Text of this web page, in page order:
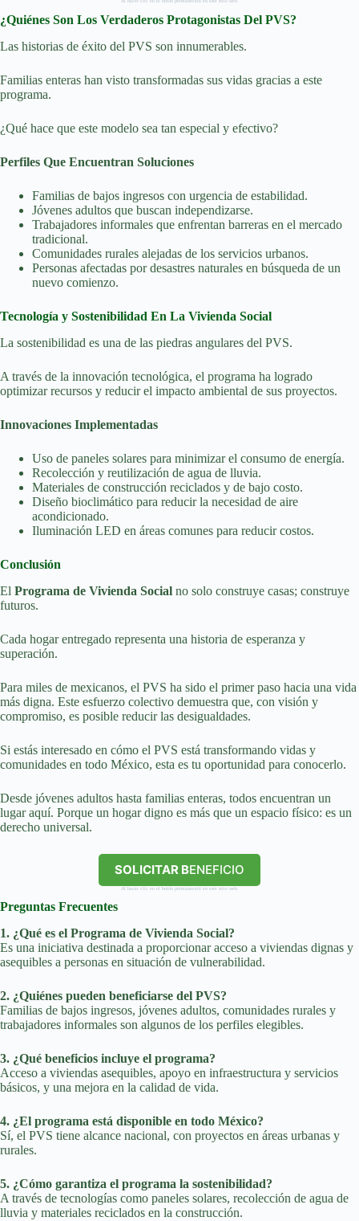
Al hacer clic en el botón permanecerá en este sitio web.
¿Quiénes Son Los Verdaderos Protagonistas Del PVS?
Las historias de éxito del PVS son innumerables.
Familias enteras han visto transformadas sus vidas gracias a este
programa.
¿Qué hace que este modelo sea tan especial y efectivo?
Perfiles Que Encuentran Soluciones
Familias de bajos ingresos con urgencia de estabilidad.
Jóvenes adultos que buscan independizarse.
Trabajadores informales que enfrentan barreras en el mercado
tradicional.
Comunidades rurales alejadas de los servicios urbanos.
Personas afectadas por desastres naturales en búsqueda de un
nuevo comienzo.
Tecnología y Sostenibilidad En La Vivienda Social
La sostenibilidad es una de las piedras angulares del PVS.
A través de la innovación tecnológica, el programa ha logrado
optimizar recursos y reducir el impacto ambiental de sus proyectos.
Innovaciones Implementadas
Uso de paneles solares para minimizar el consumo de energía.
Recolección y reutilización de agua de lluvia.
Materiales de construcción reciclados y de bajo costo.
Diseño bioclimático para reducir la necesidad de aire
acondicionado.
Iluminación LED en áreas comunes para reducir costos.
Conclusión
El Programa de Vivienda Social no solo construye casas; construye
futuros.
Cada hogar entregado representa una historia de esperanza y
superación.
Para miles de mexicanos, el PVS ha sido el primer paso hacia una vida
más digna. Este esfuerzo colectivo demuestra que, con visión y
compromiso, es posible reducir las desigualdades.
Si estás interesado en cómo el PVS está transformando vidas y
comunidades en todo México, esta es tu oportunidad para conocerlo.
Desde jóvenes adultos hasta familias enteras, todos encuentran un
lugar aquí. Porque un hogar digno es más que un espacio físico: es un
derecho universal.
SOLICITAR BENEFICIO
Al hacer clic en el botón permanecerá en este sitio web.
Preguntas Frecuentes
1. ¿Qué es el Programa de Vivienda Social?
Es una iniciativa destinada a proporcionar acceso a viviendas dignas y
asequibles a personas en situación de vulnerabilidad.
2. ¿Quiénes pueden beneficiarse del PVS?
Familias de bajos ingresos, jóvenes adultos, comunidades rurales y
trabajadores informales son algunos de los perfiles elegibles.
3. ¿Qué beneficios incluye el programa?
Acceso a viviendas asequibles, apoyo en infraestructura y servicios
básicos, y una mejora en la calidad de vida.
4. ¿El programa está disponible en todo México?
Sí, el PVS tiene alcance nacional, con proyectos en áreas urbanas y
rurales.
5. ¿Cómo garantiza el programa la sostenibilidad?
A través de tecnologías como paneles solares, recolección de agua de
lluvia y materiales reciclados en la construcción.